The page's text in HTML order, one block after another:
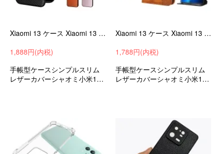
Xiaomi 13 ケース Xiaomi 13 Pro カバー 手帳型 PUレザー カード収納 ストラップ付き カーボン調 おしゃれ 手帳型レザーケース/カバー
1,888円(内税)
手帳型ケースシンプルスリム
レザーカバーシャオミ小米13/
Xiaomi 13 ケース Xiaomi 13 pro ケース 手帳型 カバー 手帳型レザー スタンド機能 カード収納 PUレザー シャオミ カバー
1,788円(内税)
手帳型ケースシンプルスリム
レザーカバーシャオミ小米13/